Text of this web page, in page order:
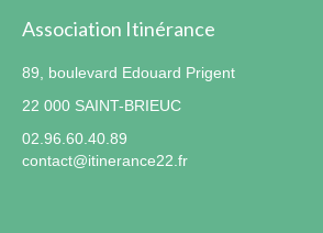
Association Itinérance
89, boulevard Edouard Prigent
22 000 SAINT-BRIEUC
02.96.60.40.89
contact@itinerance22.fr